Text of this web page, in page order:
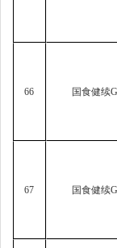
66 国食健续
67 国食健续